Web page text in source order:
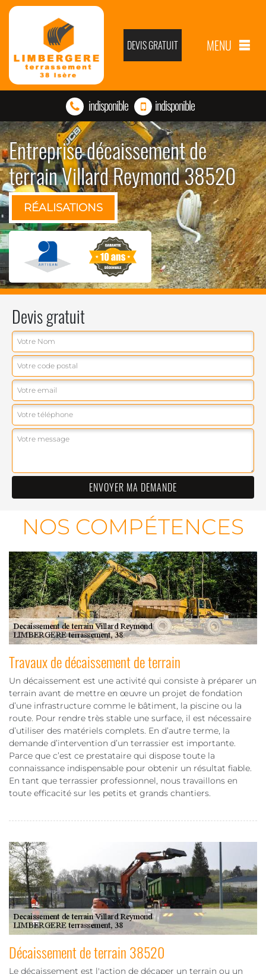
DEVIS GRATUIT MENU
indisponible indisponible
Entreprise décaissement de
terrain Villard Reymond 38520
RÉALISATIONS
Devis gratuit
NOS COMPÉTENCES
Travaux de décaissement de terrain
Un décaissement est une activité qui consiste à préparer un
terrain avant de mettre en œuvre un projet de fondation
d’une infrastructure comme le bâtiment, la piscine ou la
route. Pour rendre très stable une surface, il est nécessaire
d’utiliser des matériels complets. En d’autre terme, la
demande d’intervention d’un terrassier est importante.
Parce que c’est ce prestataire qui dispose toute la
connaissance indispensable pour obtenir un résultat fiable.
En tant que terrassier professionnel, nous travaillons en
toute efficacité sur les petits et grands chantiers.
Décaissement de terrain 38520
Le décaissement est l'action de décaper un terrain ou un